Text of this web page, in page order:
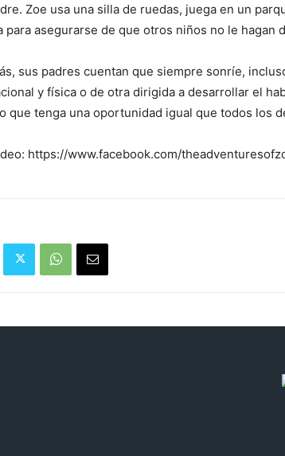
Zoe usa una silla de ruedas, juega en un
para asegurarse de que otros niños no le hagan
sus padres cuentan que siempre sonríe,
y física o de otra dirigida a desarrollar el
que tenga una oportunidad igual que todos los
https://www.facebook.com/